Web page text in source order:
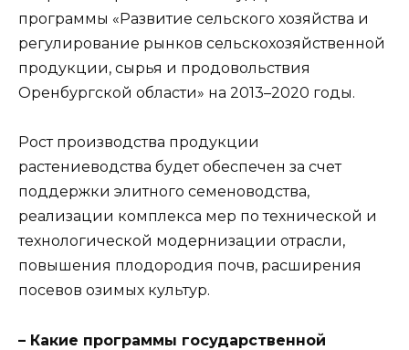
программы «Развитие сельского хозяйства и
регулирование рынков сельскохозяйственной
продукции, сырья и продовольствия
Оренбургской области» на 2013–2020 годы.
Рост производства продукции
растениеводства будет обеспечен за счет
поддержки элитного семеноводства,
реализации комплекса мер по технической и
технологической модернизации отрасли,
повышения плодородия почв, расширения
посевов озимых культур.
– Какие программы государственной